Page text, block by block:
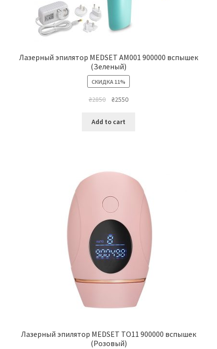
Лазерный эпилятор MEDSET AM001 900000 вспышек
(Зеленый)
СКИДКА 11%
₴2850 ₴2550
Add to cart
Лазерный эпилятор MEDSET ТО11 900000 вспышек
(Розовый)